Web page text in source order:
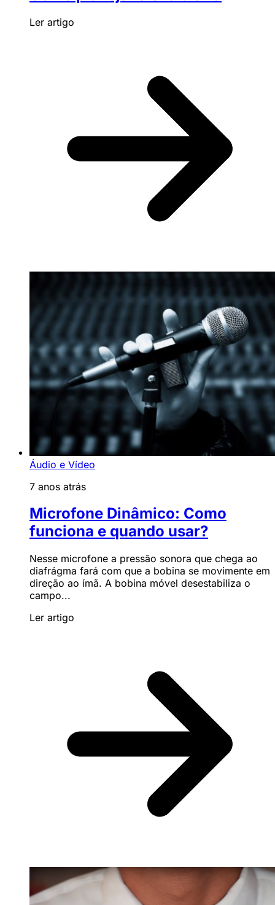
Ler artigo
Áudio e Vídeo
7 anos atrás
Microfone Dinâmico: Como
funciona e quando usar?
Nesse microfone a pressão sonora que chega ao
diafrágma fará com que a bobina se movimente em
direção ao ímã. A bobina móvel desestabiliza o
campo...
Ler artigo